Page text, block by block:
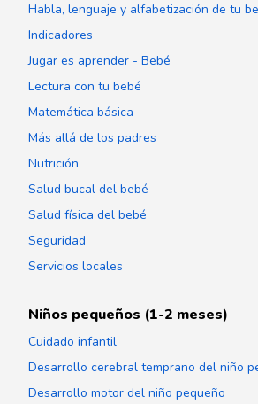
Habla, lenguaje y alfabetización de tu
Indicadores
Jugar es aprender - Bebé
Lectura con tu bebé
Matemática básica
Más allá de los padres
Nutrición
Salud bucal del bebé
Salud física del bebé
Seguridad
Servicios locales
Niños pequeños (1-2 meses)
Cuidado infantil
Desarrollo cerebral temprano del niño
Desarrollo motor del niño pequeño